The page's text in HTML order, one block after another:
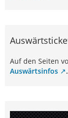
Auf den Seiten
Auswärtsinfos
.